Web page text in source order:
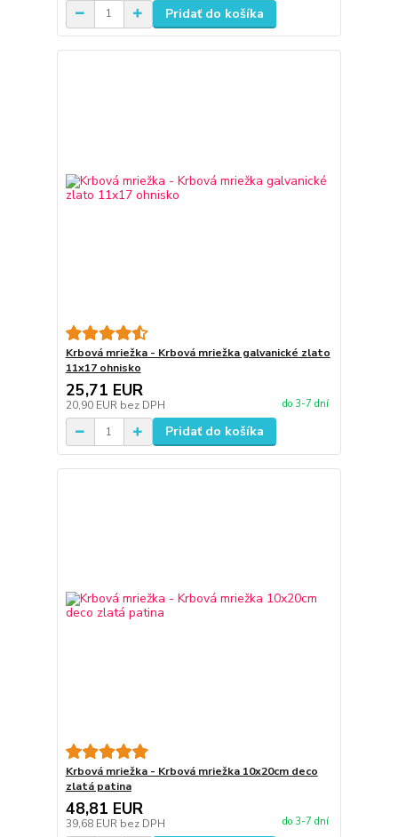
Pridať do košíka
Krbová mriežka - Krbová mriežka galvanické zlato
11x17 ohnisko
25,71 EUR
20,90 EUR bez DPH do 3-7 dní
Pridať do košíka
Krbová mriežka - Krbová mriežka 10x20cm deco
zlatá patina
48,81 EUR
39,68 EUR bez DPH do 3-7 dní